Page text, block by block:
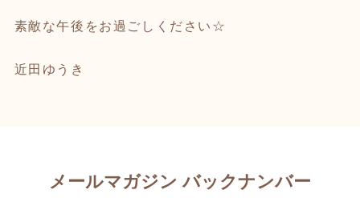
素敵な午後をお過ごしください☆
近田ゆうき
メールマガジン バックナンバー